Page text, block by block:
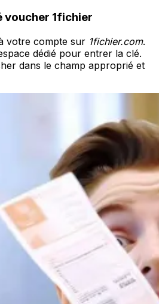
voucher 1fichier
votre compte sur 1fichier.com.
dédié pour entrer la clé.
dans le champ approprié et